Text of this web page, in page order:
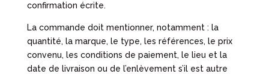
confirmation écrite.
La commande doit mentionner, notamment : la
quantité, la marque, le type, les références, le prix
convenu, les conditions de paiement, le lieu et la
date de livraison ou de l’enlèvement s’il est autre